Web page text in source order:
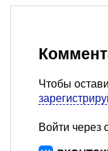
Чтобы
Войти через